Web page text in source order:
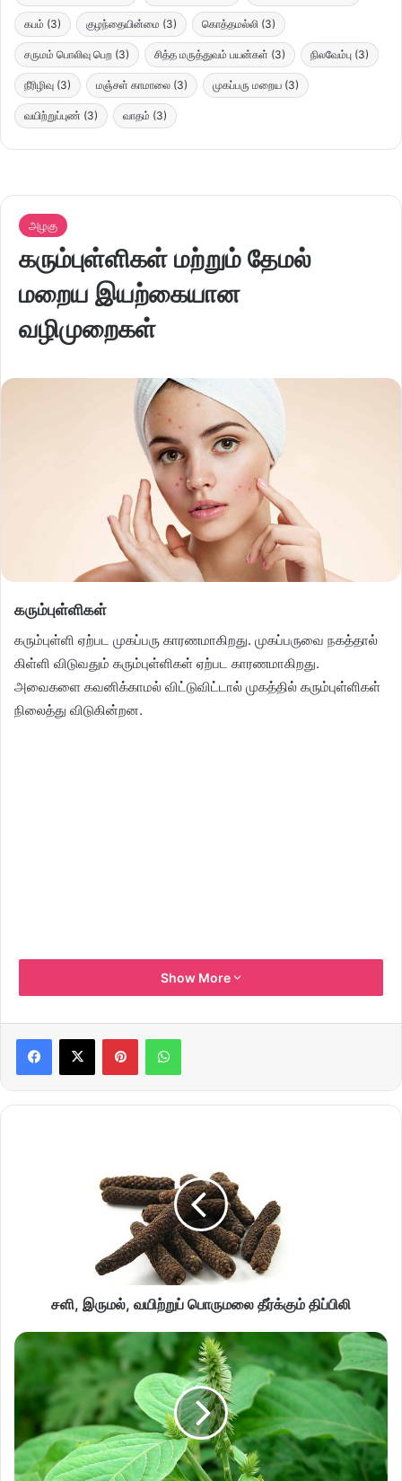
கபம் (3) குழந்தையின்மை (3) கொத்தமல்லி (3)
சருமம் பொலிவு பெற (3) சித்த மருத்துவம் பயன்கள் (3) நிலவேம்பு (3)
நீரிழிவு (3) மஞ்சள் காமாலை (3) முகப்பரு மறைய (3)
வயிற்றுப்புண் (3) வாதம் (3)